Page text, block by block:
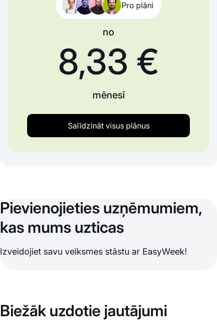
Pro plāni
no
8,33 €
mēnesī
Salīdzināt visus plānus
Pievienojieties uzņēmumiem,
kas mums uzticas
Izveidojiet savu veiksmes stāstu ar EasyWeek!
Biežāk uzdotie jautājumi